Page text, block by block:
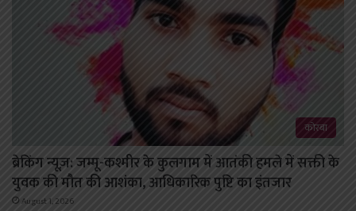
कोरबा
ब्रेकिंग न्यूज़: जम्मू-कश्मीर के कुलगाम में आतंकी हमले में सक्ती के
युवक की मौत की आशंका, आधिकारिक पुष्टि का इंतजार
August 1, 2026